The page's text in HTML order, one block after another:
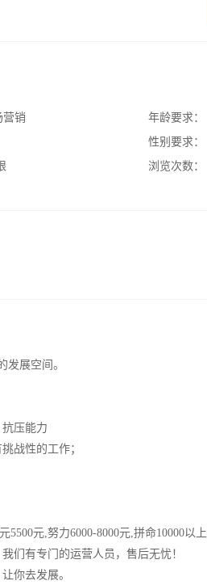
营销
年龄要求：
性别要求：
浏览次数：
展空间。
压能力
战性的工作；
5500元,努力6000-8000元,拼命10000以上
们有专门的运营人员，售后无忧！
你去发展。